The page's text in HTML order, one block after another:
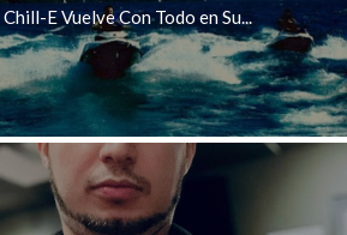
E Vuelve Con Todo en Su...